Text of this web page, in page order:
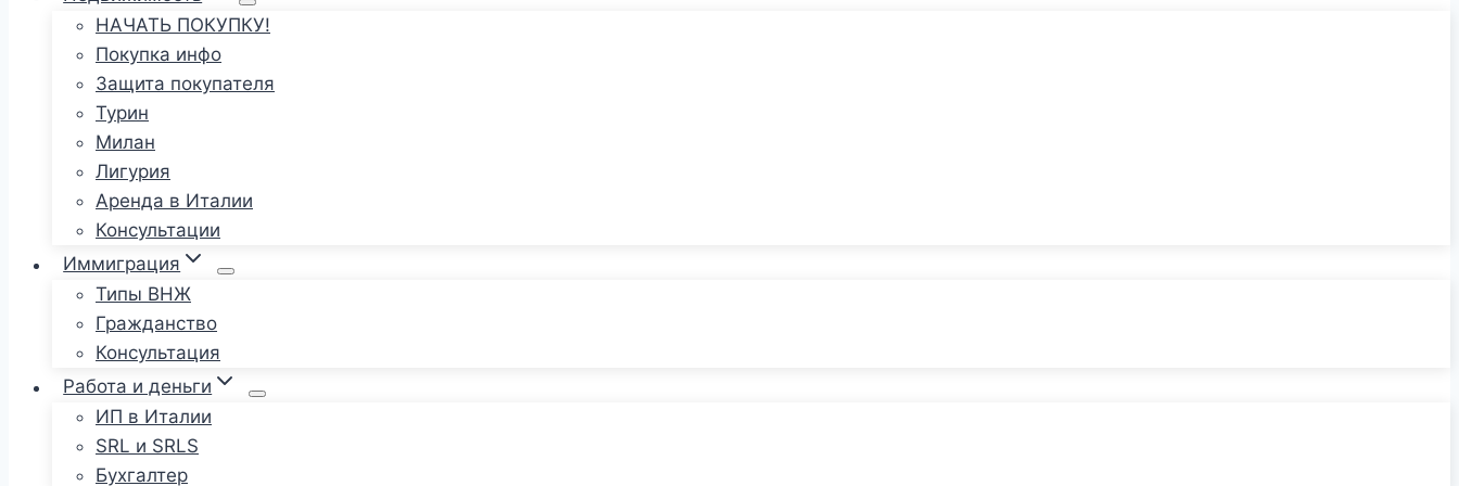
НАЧАТЬ ПОКУПКУ!
Покупка инфо
Защита покупателя
Турин
Милан
Лигурия
Аренда в Италии
Консультации
Иммиграция
Типы ВНЖ
Гражданство
Консультация
Работа и деньги
ИП в Италии
SRL и SRLS
Бухгалтер